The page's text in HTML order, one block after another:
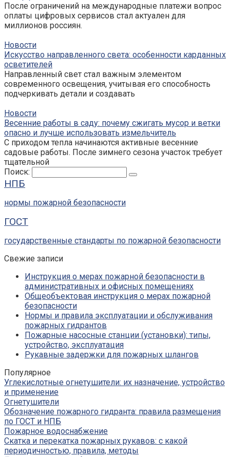
После ограничений на международные платежи вопрос
оплаты цифровых сервисов стал актуален для
миллионов россиян.
Новости
Искусство направленного света: особенности карданных
осветителей
Направленный свет стал важным элементом
современного освещения, учитывая его способность
подчеркивать детали и создавать
Новости
Весенние работы в саду: почему сжигать мусор и ветки
опасно и лучше использовать измельчитель
С приходом тепла начинаются активные весенние
садовые работы. После зимнего сезона участок требует
тщательной
Поиск:
НПБ
нормы пожарной безопасности
ГОСТ
государственные стандарты по пожарной безопасности
Свежие записи
Инструкция о мерах пожарной безопасности в
административных и офисных помещениях
Общеобъектовая инструкция о мерах пожарной
безопасности
Нормы и правила эксплуатации и обслуживания
пожарных гидрантов
Пожарные насосные станции (установки): типы,
устройство, эксплуатация
Рукавные задержки для пожарных шлангов
Популярное
Углекислотные огнетушители: их назначение, устройство
и применение
Огнетушители
Обозначение пожарного гидранта: правила размещения
по ГОСТ и НПБ
Пожарное водоснабжение
Скатка и перекатка пожарных рукавов: с какой
периодичностью, правила, методы